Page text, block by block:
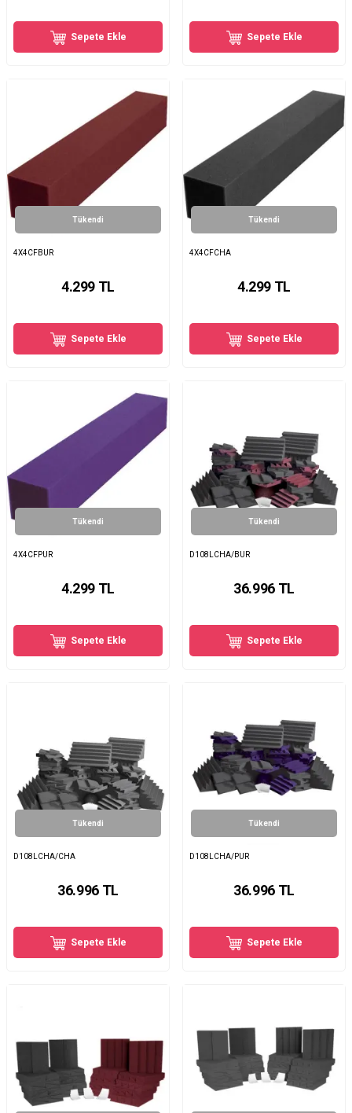
Sepete Ekle Sepete Ekle
Tükendi
4X4CFBUR
4.299 TL
Sepete Ekle
Tükendi
4X4CFCHA
4.299 TL
Sepete Ekle
Tükendi
4X4CFPUR
4.299 TL
Sepete Ekle
Tükendi
D108LCHA/BUR
36.996TL
Sepete Ekle
Tükendi
D108LCHA/CHA
36.996TL
Sepete Ekle
Tükendi
D108LCHA/PUR
36.996TL
Sepete Ekle